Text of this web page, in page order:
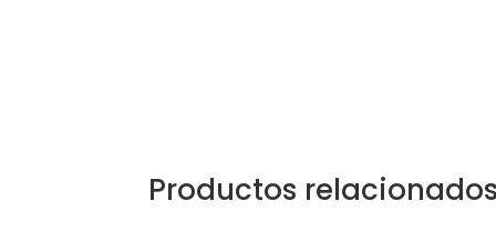
Productos